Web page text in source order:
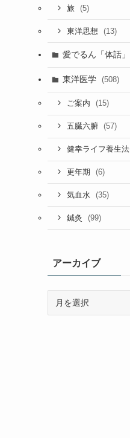
旅 (5)
東洋思想 (13)
愛でるん「体話」
東洋医学 (508)
ご案内 (15)
五臓六腑 (57)
健幸ライフ養生法
更年期 (6)
気血水 (35)
鍼灸 (99)
アーカイブ